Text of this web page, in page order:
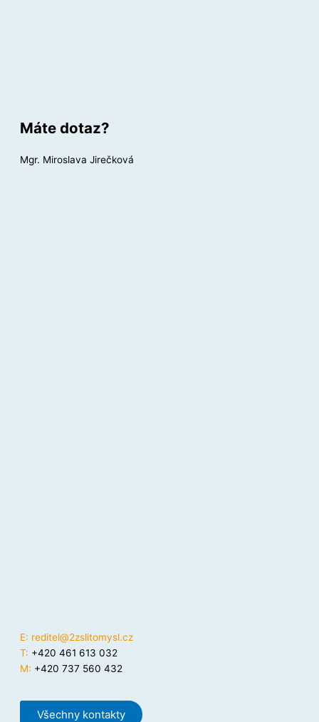
Máte dotaz?
Mgr. Miroslava Jirečková
E: reditel@2zslitomysl.cz
T: +420 461 613 032
M: +420 737 560 432
Všechny kontakty